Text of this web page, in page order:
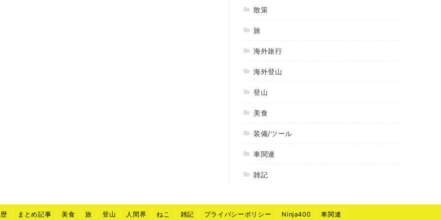
散策
旅
海外旅行
海外登山
登山
美食
装備/ツール
車関連
雑記
まとめ記事 美食 旅 登山 人間界 ねこ 雑記 プライバシーポリシー Ninja400 車関連